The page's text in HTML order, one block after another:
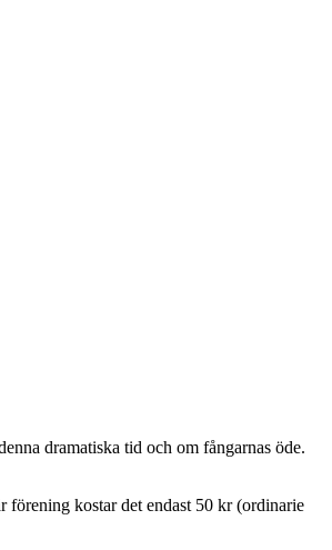
dramatiska tid och om fångarnas öde.
förening kostar det endast 50 kr (ordinarie